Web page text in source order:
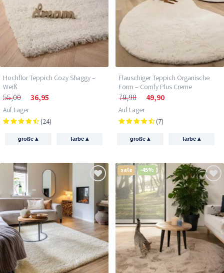
Hochflor Teppich Cozy Shaggy –
Weiß
55,00 36,95
Auf Lager
(24)
größe▴ farbe ▴
Flauschiger Teppich Organische
Form – Comfy Plus Creme
79,90 49,90
Auf Lager
(7)
größe▴ farbe ▴
sale -45%